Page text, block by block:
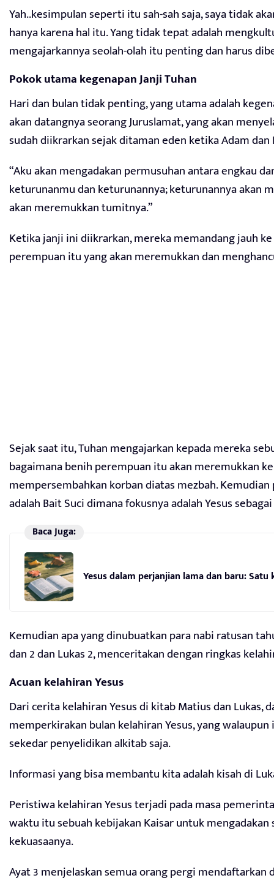
Yah..kesimpulan seperti itu sah-sah saja, saya tidak
hanya karena hal itu. Yang tidak tepat adalah
mengajarkannya seolah-olah itu penting dan harus
Pokok utama kegenapan Janji Tuhan
Hari dan bulan tidak penting, yang utama adalah
akan datangnya seorang Juruslamat, yang akan
sudah diikrarkan sejak ditaman eden ketika Adam dan
“Aku akan mengadakan permusuhan antara engkau
keturunanmu dan keturunannya; keturunannya akan
akan meremukkan tumitnya.”
Ketika janji ini diikrarkan, mereka memandang jauh
perempuan itu yang akan meremukkan dan
Sejak saat itu, Tuhan mengajarkan kepada mereka
bagaimana benih perempuan itu akan meremukkan
mempersembahkan korban diatas mezbah.
adalah Bait Suci dimana fokusnya adalah Yesus
Baca Juga:
Yesus dalam perjanjian lama dan baru: Satu
Kemudian apa yang dinubuatkan para nabi ratusan
dan 2 dan Lukas 2, menceritakan dengan ringkas
Acuan kelahiran Yesus
Dari cerita kelahiran Yesus di kitab Matius dan Lukas,
memperkirakan bulan kelahiran Yesus, yang
sekedar penyelidikan alkitab saja.
Informasi yang bisa membantu kita adalah kisah di
Peristiwa kelahiran Yesus terjadi pada masa
waktu itu sebuah kebijakan Kaisar untuk mengadakan
kekuasaanya.
Ayat 3 menjelaskan semua orang pergi mendaftarkan